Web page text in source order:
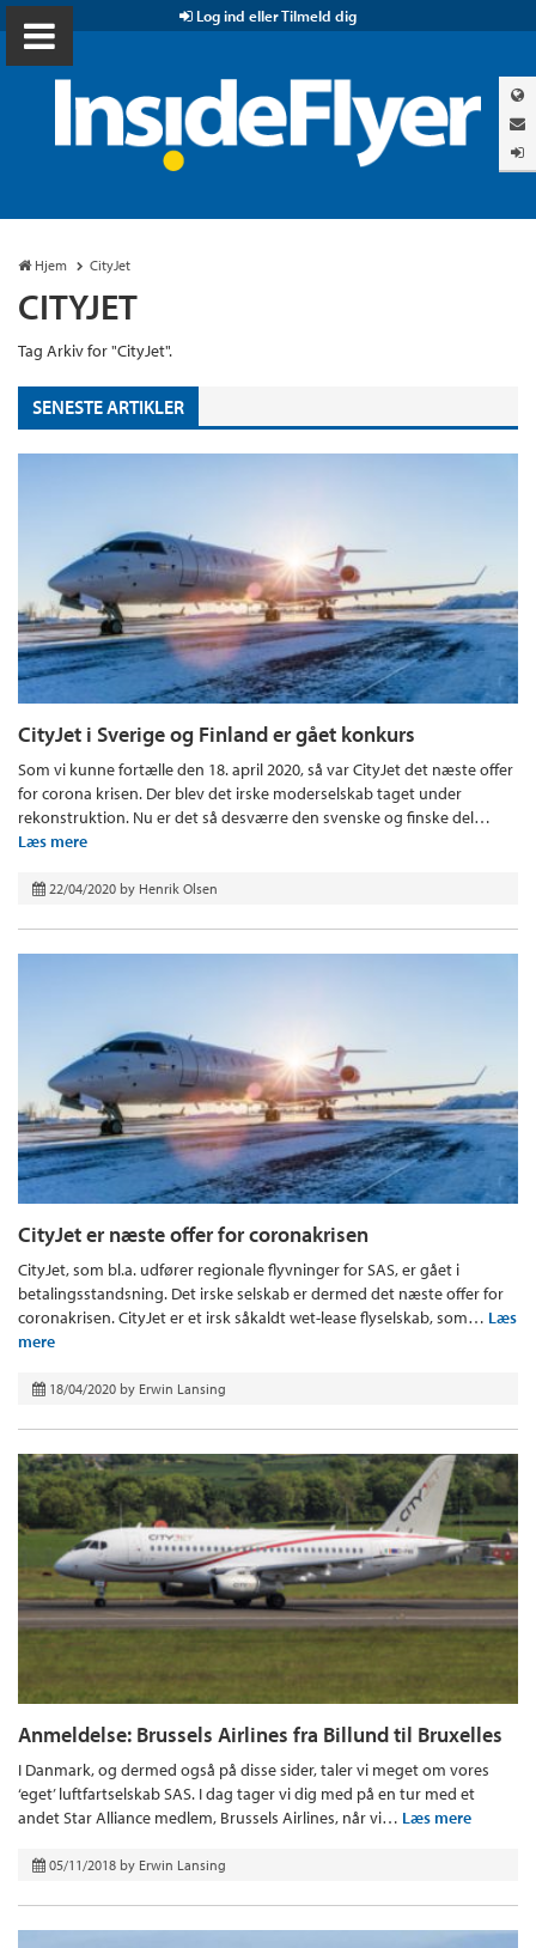
Log ind eller Tilmeld dig
Hjem CityJet
CITYJET
Tag Arkiv for "CityJet".
SENESTE ARTIKLER
CityJet i Sverige og Finland er gået konkurs
Som vi kunne fortælle den 18. april 2020, så var CityJet det næste offer
for corona krisen. Der blev det irske moderselskab taget under
rekonstruktion. Nu er det så desværre den svenske og finske del…
Læs mere
22/04/2020 by Henrik Olsen
CityJet er næste offer for coronakrisen
CityJet, som bl.a. udfører regionale flyvninger for SAS, er gået i
betalingsstandsning. Det irske selskab er dermed det næste offer for
coronakrisen. CityJet er et irsk såkaldt wet-lease flyselskab, som… Læs
mere
18/04/2020 by Erwin Lansing
Anmeldelse: Brussels Airlines fra Billund til Bruxelles
I Danmark, og dermed også på disse sider, taler vi meget om vores
‘eget’ luftfartselskab SAS. I dag tager vi dig med på en tur med et
andet Star Alliance medlem, Brussels Airlines, når vi… Læs mere
05/11/2018 by Erwin Lansing